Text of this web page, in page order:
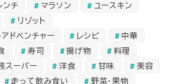
ンチ マラソン
ユースキン
リゾット
ドベンチャー
レシピ
中華
寿司 揚げ物
料理
スーパー 洋食 甘味
美容
走って飲み食い 野菜・果物